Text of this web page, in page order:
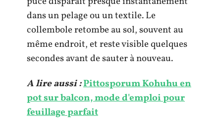
dans un pelage ou un textile. Le
collembole retombe au sol, souvent au
même endroit, et reste visible quelques
secondes avant de sauter à nouveau.
A lire aussi :Pittosporum Kohuhu en
pot sur balcon, mode d'emploi pour
feuillage parfait